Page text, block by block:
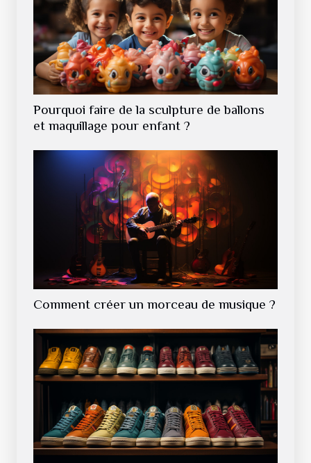
Pourquoi faire de la sculpture de ballons
et maquillage pour enfant ?
Comment créer un morceau de musique ?